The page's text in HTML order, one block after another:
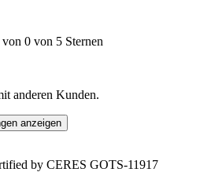
0 von 5 Sternen
anderen Kunden.
anzeigen
by CERES GOTS-11917